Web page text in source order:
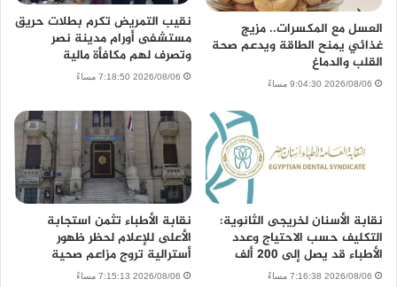
العسل مع المكسرات.. مزيج
غذائي يمنح الطاقة ويدعم صحة
القلب والدماغ
2026/08/06 9:04:30 مساءً
نقيب التمريض تكرم بطلات حريق
مستشفى أورام مدينة نصر
وتصرف لهم مكافأة مالية
2026/08/06 7:18:50 مساءً
نقابة الأسنان لخريجى الثانوية:
التكليف حسب الاحتياج وعدد
الأطباء قد يصل إلى 200 ألف
2026/08/06 7:16:38 مساءً
نقابة الأطباء تثمن استجابة
الأعلى للإعلام لحظر ظهور
أسترالية تروج مزاعم صحية
2026/08/06 7:15:13 مساءً